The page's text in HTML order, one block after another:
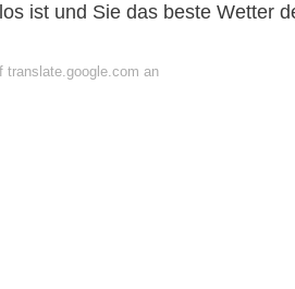
ist und Sie das beste Wetter
translate.google.com an